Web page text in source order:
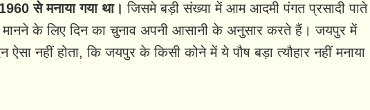
से मनाया गया था। जिसमे बड़ी संख्या में आम आदमी पंगत प्रसादी पाते
के लिए दिन का चुनाव अपनी आसानी के अनुसार करते हैं। जयपुर में
ऐसा नहीं होता, कि जयपुर के किसी कोने में ये पौष बड़ा त्यौहार नहीं मनाया